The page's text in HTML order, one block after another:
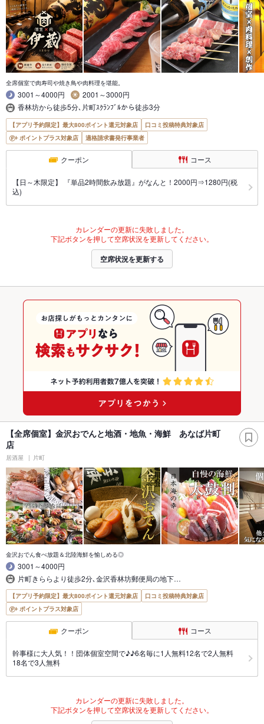
全席個室で肉寿司や焼き鳥や肉料理を堪能。
3001～4000円
2001～3000円
香林坊から徒歩5分､片町ｽｸﾗﾝﾌﾞﾙから徒歩3分
【アプリ予約限定】最大800ポイント還元対象店
口コミ投稿特典対象店
ポイントプラス対象店
適格請求書発行事業者
クーポン コース
【日～木限定】 『単品2時間飲み放題』がなんと！2000円⇒1280円(税
込)
カレンダーの更新に失敗しました。
下記ボタンを押して空席状況を更新してください。
空席状況を更新する
【全席個室】金沢おでんと地酒・地魚・海鮮 あなば片町
店
居酒屋 片町
金沢おでん食べ放題＆北陸海鮮を愉しめる◎
3001～4000円
片町きららより徒歩2分､金沢香林坊郵便局の地下…
【アプリ予約限定】最大800ポイント還元対象店
口コミ投稿特典対象店
ポイントプラス対象店
クーポン コース
幹事様に大人気！！団体個室空間で♪♪6名毎に1人無料12名で2人無料
18名で3人無料
カレンダーの更新に失敗しました。
下記ボタンを押して空席状況を更新してください。